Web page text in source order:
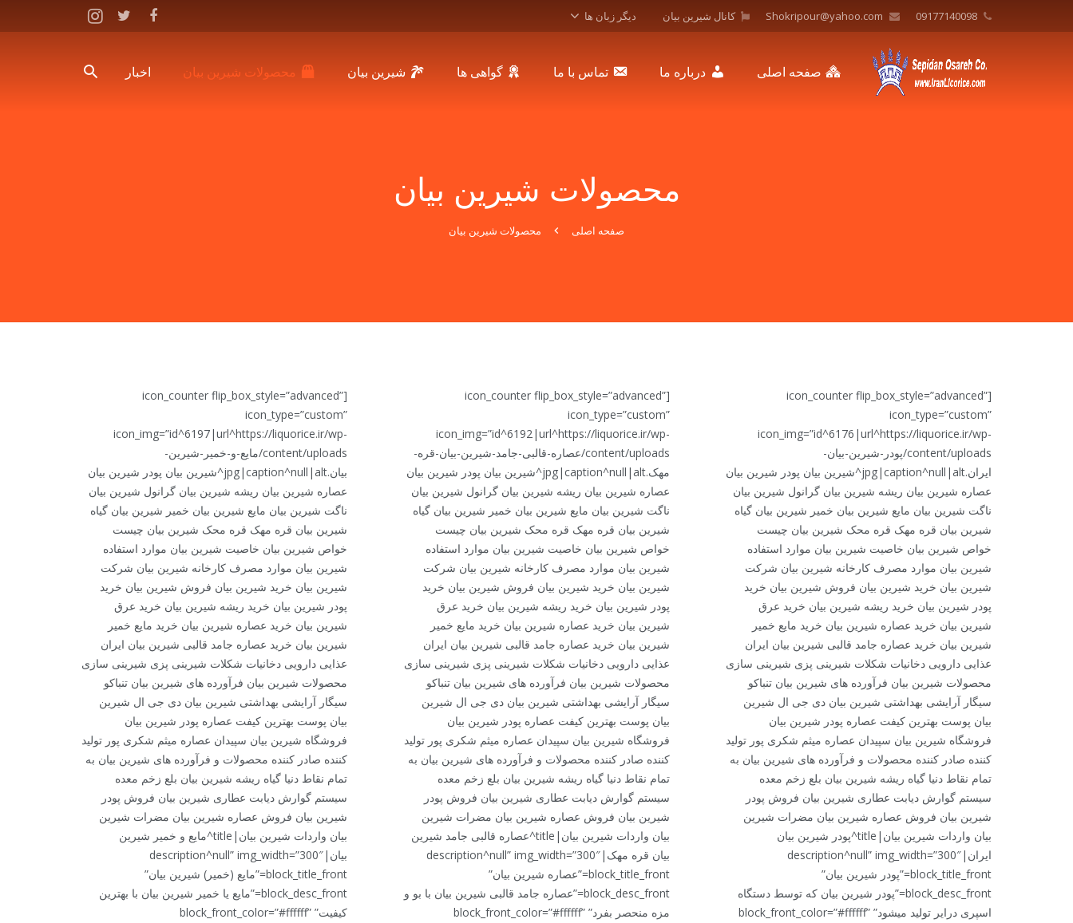
09177140098
Shokripour@yahoo.com کانال شیرین بیان دیگر زبان ها
صفحه اصلی درباره ما تماس با ما گواهی ها شیرین بیان محصولات شیرین بیان اخبار
محصولات شیرین بیان
صفحه اصلی محصولات شیرین بیان
[icon_counter flip_box_style=”advanced”
icon_type=”custom”
icon_img=”id^6176|url^https://liquorice.ir/wp-
content/uploads/پودر-شیرین-بیان-
ایران.jpg|caption^null|alt^شیرین بیان پودر شیرین بیان
عصاره شیرین بیان ریشه شیرین بیان گرانول شیرین بیان
ناگت شیرین بیان مایع شیرین بیان خمیر شیرین بیان گیاه
شیرین بیان قره مهک قره محک شیرین بیان چیست
خواص شیرین بیان خاصیت شیرین بیان موارد استفاده
شیرین بیان موارد مصرف کارخانه شیرین بیان شرکت
شیرین بیان خرید شیرین بیان فروش شیرین بیان خرید
پودر شیرین بیان خرید ریشه شیرین بیان خرید عرق
شیرین بیان خرید عصاره شیرین بیان خرید مایع خمیر
شیرین بیان خرید عصاره جامد قالبی شیرین بیان ایران
عذایی دارویی دخانیات شکلات شیرینی پزی شیرینی سازی
محصولات شیرین بیان فرآورده های شیرین بیان تنباکو
سیگار آرایشی بهداشتی شیرین بیان دی جی ال شیرین
بیان پوست بهترین کیفت عصاره پودر شیرین بیان
فروشگاه شیرین بیان سپیدان عصاره میثم شکری پور تولید
کننده صادر کننده محصولات و فرآورده های شیرین بیان به
تمام نقاط دنیا گیاه ریشه شیرین بیان بلع زخم معده
سیستم گوارش دیابت عطاری شیرین بیان فروش پودر
شیرین بیان فروش عصاره شیرین بیان مضرات شیرین
بیان واردات شیرین بیان|title^پودر شیرین بیان
ایران|description^null” img_width=”300″
block_title_front=”پودر شیرین بیان”
block_desc_front=”پودر شیرین بیان که توسط دستگاه
اسپری درایر تولید میشود” block_front_color=”#ffffff”
[icon_counter flip_box_style=”advanced”
icon_type=”custom”
icon_img=”id^6192|url^https://liquorice.ir/wp-
content/uploads/عصاره-قالبی-جامد-شیرین-بیان-قره-
مهک.jpg|caption^null|alt^شیرین بیان پودر شیرین بیان
عصاره شیرین بیان ریشه شیرین بیان گرانول شیرین بیان
ناگت شیرین بیان مایع شیرین بیان خمیر شیرین بیان گیاه
شیرین بیان قره مهک قره محک شیرین بیان چیست
خواص شیرین بیان خاصیت شیرین بیان موارد استفاده
شیرین بیان موارد مصرف کارخانه شیرین بیان شرکت
شیرین بیان خرید شیرین بیان فروش شیرین بیان خرید
پودر شیرین بیان خرید ریشه شیرین بیان خرید عرق
شیرین بیان خرید عصاره شیرین بیان خرید مایع خمیر
شیرین بیان خرید عصاره جامد قالبی شیرین بیان ایران
عذایی دارویی دخانیات شکلات شیرینی پزی شیرینی سازی
محصولات شیرین بیان فرآورده های شیرین بیان تنباکو
سیگار آرایشی بهداشتی شیرین بیان دی جی ال شیرین
بیان پوست بهترین کیفت عصاره پودر شیرین بیان
فروشگاه شیرین بیان سپیدان عصاره میثم شکری پور تولید
کننده صادر کننده محصولات و فرآورده های شیرین بیان به
تمام نقاط دنیا گیاه ریشه شیرین بیان بلع زخم معده
سیستم گوارش دیابت عطاری شیرین بیان فروش پودر
شیرین بیان فروش عصاره شیرین بیان مضرات شیرین
بیان واردات شیرین بیان|title^عصاره قالبی جامد شیرین
بیان قره مهک|description^null” img_width=”300″
block_title_front=”عصاره شیرین بیان”
block_desc_front=”عصاره جامد قالبی شیرین بیان با بو و
مزه منحصر بفرد” block_front_color=”#ffffff”
[icon_counter flip_box_style=”advanced”
icon_type=”custom”
icon_img=”id^6197|url^https://liquorice.ir/wp-
content/uploads/مایع-و-خمیر-شیرین-
بیان.jpg|caption^null|alt^شیرین بیان پودر شیرین بیان
عصاره شیرین بیان ریشه شیرین بیان گرانول شیرین بیان
ناگت شیرین بیان مایع شیرین بیان خمیر شیرین بیان گیاه
شیرین بیان قره مهک قره محک شیرین بیان چیست
خواص شیرین بیان خاصیت شیرین بیان موارد استفاده
شیرین بیان موارد مصرف کارخانه شیرین بیان شرکت
شیرین بیان خرید شیرین بیان فروش شیرین بیان خرید
پودر شیرین بیان خرید ریشه شیرین بیان خرید عرق
شیرین بیان خرید عصاره شیرین بیان خرید مایع خمیر
شیرین بیان خرید عصاره جامد قالبی شیرین بیان ایران
عذایی دارویی دخانیات شکلات شیرینی پزی شیرینی سازی
محصولات شیرین بیان فرآورده های شیرین بیان تنباکو
سیگار آرایشی بهداشتی شیرین بیان دی جی ال شیرین
بیان پوست بهترین کیفت عصاره پودر شیرین بیان
فروشگاه شیرین بیان سپیدان عصاره میثم شکری پور تولید
کننده صادر کننده محصولات و فرآورده های شیرین بیان به
تمام نقاط دنیا گیاه ریشه شیرین بیان بلع زخم معده
سیستم گوارش دیابت عطاری شیرین بیان فروش پودر
شیرین بیان فروش عصاره شیرین بیان مضرات شیرین
بیان واردات شیرین بیان|title^مایع و خمیر شیرین
بیان|description^null” img_width=”300″
block_title_front=”مایع (خمیر) شیرین بیان”
block_desc_front=”مایع یا خمیر شیرین بیان با بهترین
کیفیت” block_front_color=”#ffffff”